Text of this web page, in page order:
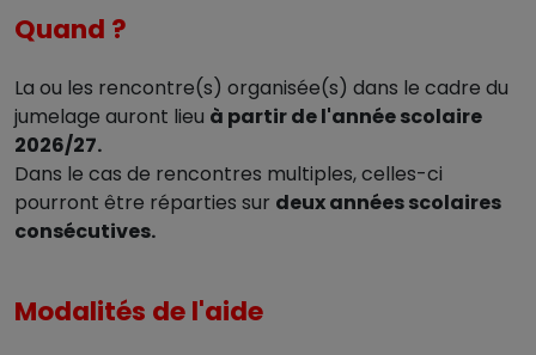
Quand ?
La ou les rencontre(s) organisée(s) dans le cadre du
jumelage auront lieu à partir de l'année scolaire
2026/27.
Dans le cas de rencontres multiples, celles-ci
pourront être réparties sur deux années scolaires
consécutives.
Modalités de l'aide